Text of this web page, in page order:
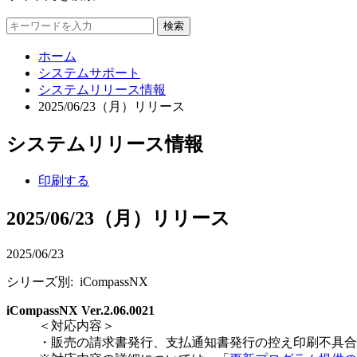
検索
ホーム
システムサポート
システムリリース情報
2025/06/23（月）リリース
システムリリース情報
印刷する
2025/06/23（月）リリース
2025/06/23
シリーズ別: iCompassNX
iCompassNX Ver.2.06.0021
＜対応内容＞
・販売の請求書発行、支払通知書発行の控え印刷不具